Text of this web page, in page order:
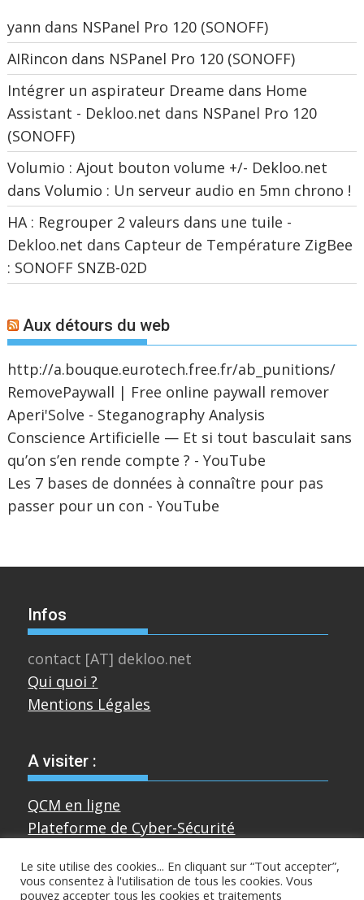
yann dans NSPanel Pro 120 (SONOFF)
AIRincon dans NSPanel Pro 120 (SONOFF)
Intégrer un aspirateur Dreame dans Home
Assistant - Dekloo.net dans NSPanel Pro 120
(SONOFF)
Volumio : Ajout bouton volume +/- Dekloo.net
dansVolumio : Un serveur audio en 5mn chrono !
HA : Regrouper 2 valeurs dans une tuile -
Dekloo.net dans Capteur de Température ZigBee
: SONOFF SNZB-02D
Aux détours du web
http://a.bouque.eurotech.free.fr/ab_punitions/
RemovePaywall | Free online paywall remover
Aperi'Solve - Steganography Analysis
Conscience Artificielle — Et si tout basculait sans
qu’on s’en rende compte ? - YouTube
Les 7 bases de données à connaître pour pas
passer pour un con - YouTube
Infos
contact [AT] dekloo.net
Qui quoi ?
Mentions Légales
A visiter :
QCM en ligne
Plateforme de Cyber-Sécurité
Divers
Le site utilise des cookies... En cliquant sur “Tout accepter”,
vous consentez à l'utilisation de tous les cookies. Vous
pouvez accepter tous les cookies et traitements